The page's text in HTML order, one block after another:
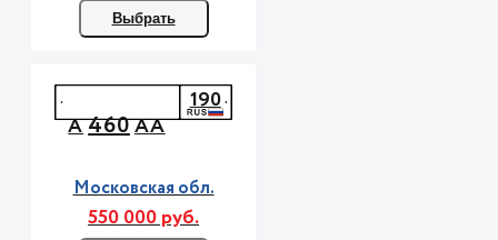
Выбрать
А460АА
190
Московская обл.
550 000 руб.